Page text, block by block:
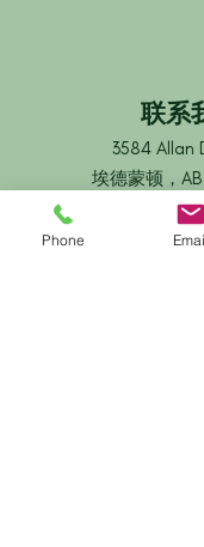
联系
3584 Allan
埃德蒙顿，
电话：780-
Phone